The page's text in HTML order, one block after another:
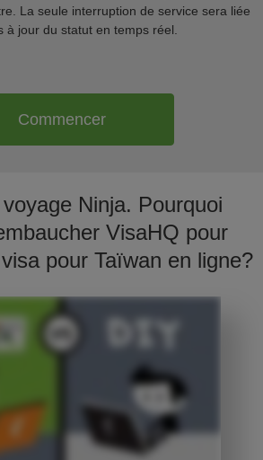
La seule interruption de service sera liée
à jour du statut en temps réel.
Commencer
Ninja. Pourquoi
VisaHQ pour
pour Taïwan en ligne?